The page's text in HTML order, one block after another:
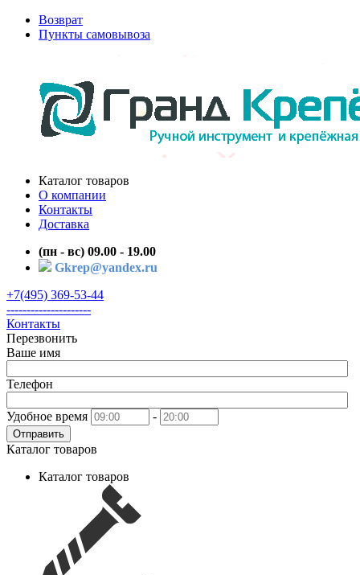
Возврат
Пункты самовывоза
Каталог товаров
О компании
Контакты
Доставка
(пн - вс) 09.00 - 19.00
Gkrep@yandex.ru
+7(495) 369-53-44
---------------------
Контакты
Перезвонить
Ваше имя
Телефон
Удобное время -
Отправить
Каталог товаров
Каталог товаров